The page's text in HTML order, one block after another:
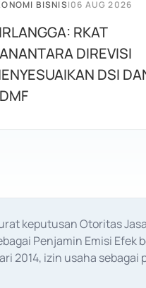
BISNIS|06 AUG 2026
RKAT
DIREVISI
DSI
keputusan Otoritas
Penjamin Emisi
2014, izin usaha sebagai